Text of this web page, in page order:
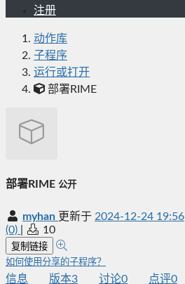
注册
动作库
子程序
运行或打开
部署RIME
部署RIME 公开
myhan 更新于 2024-12-24 19:56
(0)
10
复制链接
如何使用分享的子程序？
信息 版本3 讨论0 点评0